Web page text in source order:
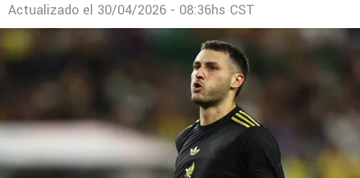
Actualizado el 30/04/2026 - 08:36hs CST